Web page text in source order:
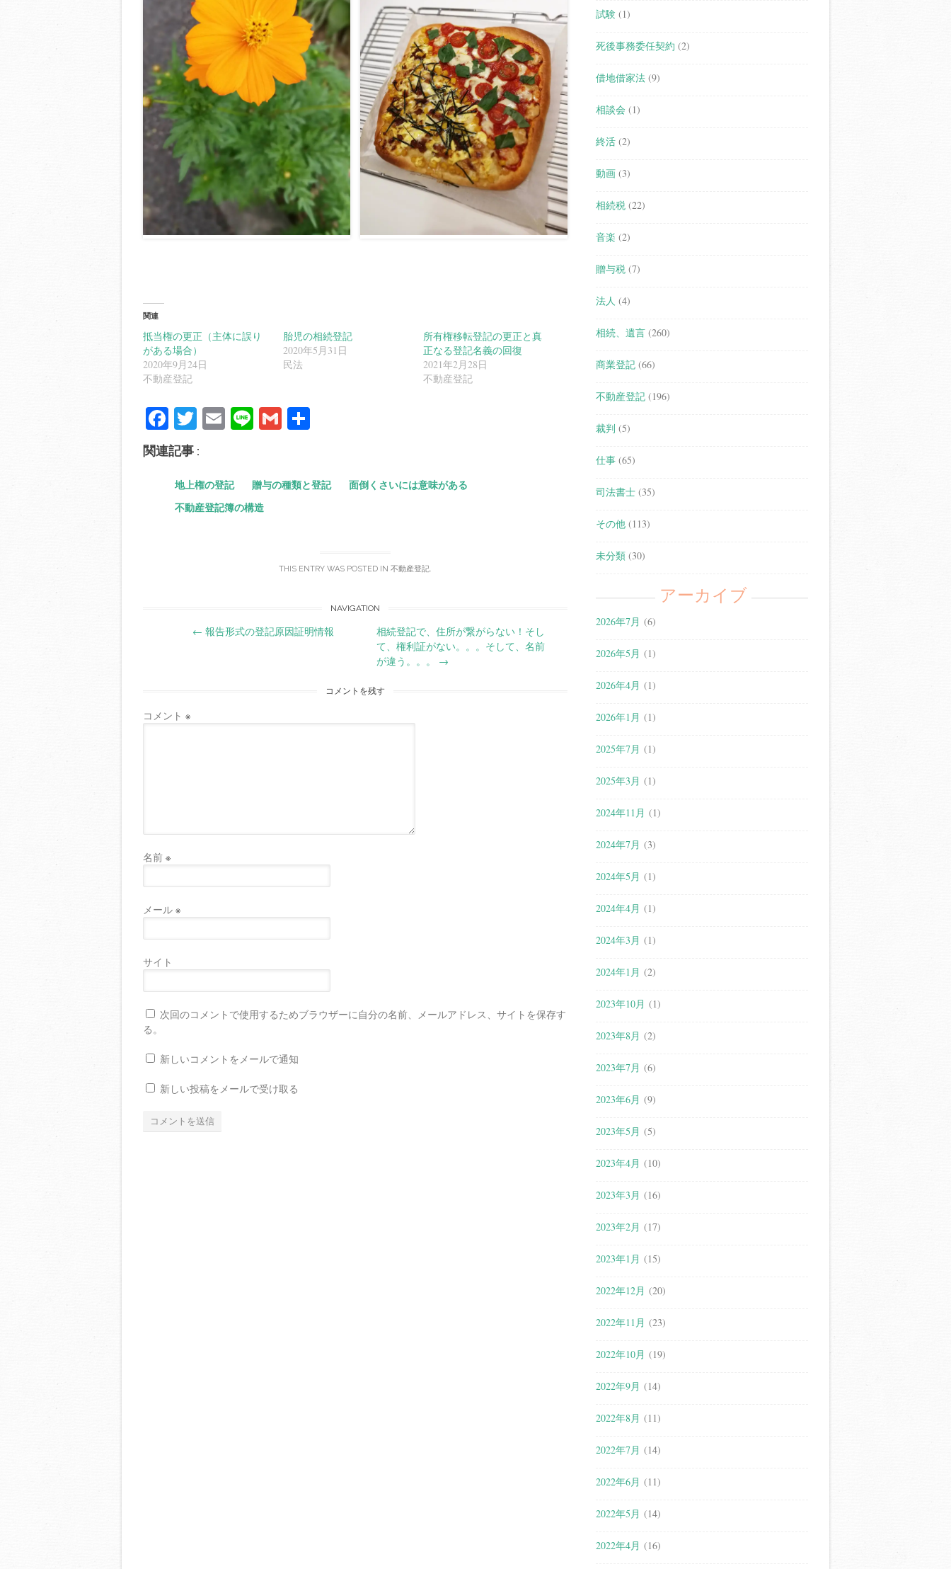
関連
抵当権の更正（主体に誤り
がある場合）
2020年9月24日
不動産登記
胎児の相続登記
2020年5月31日
民法
所有権移転登記の更正と真
正なる登記名義の回復
2021年2月28日
不動産登記
Fa
ce
bo
ok
T
wi
tte
r
E Li G
関連記事 :
地上権の登記 贈与の種類と登記
面倒くさいには意味がある
不動産登記簿の構造
THIS ENTRY WAS POSTED IN 不動産登記.
NAVIGATION
← 報告形式の登記原因証明情報
相続登記で、住所が繋がらない！そし
て、権利証がない。。。そして、名前
が違う。。。 →
コメントを残す
コメント ※
名前 ※
メール ※
サイト
次回のコメントで使用するためブラウザーに自分の名前、メールアドレス、サイトを保存す
る。
新しいコメントをメールで通知
新しい投稿をメールで受け取る
試験 (1)
死後事務委任契約 (2)
借地借家法 (9)
相談会 (1)
終活 (2)
動画 (3)
相続税 (22)
音楽 (2)
贈与税 (7)
法人 (4)
相続、遺言 (260)
商業登記 (66)
不動産登記 (196)
裁判 (5)
仕事 (65)
司法書士 (35)
その他 (113)
未分類 (30)
アーカイブ
2026年7月 (6)
2026年5月 (1)
2026年4月 (1)
2026年1月 (1)
2025年7月 (1)
2025年3月 (1)
2024年11月 (1)
2024年7月 (3)
2024年5月 (1)
2024年4月 (1)
2024年3月 (1)
2024年1月 (2)
2023年10月 (1)
2023年8月 (2)
2023年7月 (6)
2023年6月 (9)
2023年5月 (5)
2023年4月 (10)
2023年3月 (16)
2023年2月 (17)
2023年1月 (15)
2022年12月 (20)
2022年11月 (23)
2022年10月 (19)
2022年9月 (14)
2022年8月 (11)
2022年7月 (14)
2022年6月 (11)
2022年5月 (14)
2022年4月 (16)